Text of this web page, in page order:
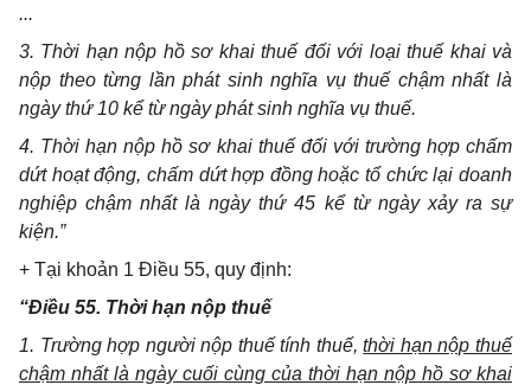
...
3. Thời hạn nộp hồ sơ khai thuế đối với loại thuế khai và
nộp theo từng lần phát sinh nghĩa vụ thuế chậm nhất là
ngày thứ 10 kể từ ngày phát sinh nghĩa vụ thuế.
4. Thời hạn nộp hồ sơ khai thuế đối với trường hợp chấm
dứt hoạt động, chấm dứt hợp đồng hoặc tổ chức lại doanh
nghiệp chậm nhất là ngày thứ 45 kể từ ngày xảy ra sự
kiện.”
+ Tại khoản 1 Điều 55, quy định:
“Điều 55. Thời hạn nộp thuế
1. Trường hợp người nộp thuế tính thuế,thời hạn nộp thuế
chậm nhất là ngày cuối cùng của thời hạn nộp hồ sơ khai